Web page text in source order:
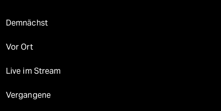
Demnächst
Vor Ort
Live im Stream
Vergangene